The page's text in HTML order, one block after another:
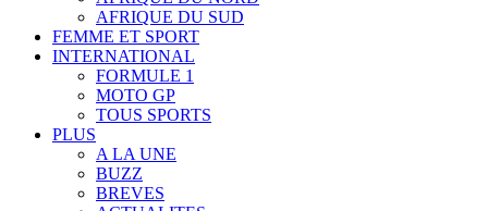
AFRIQUE DU SUD
FEMME ET SPORT
INTERNATIONAL
FORMULE 1
MOTO GP
TOUS SPORTS
PLUS
A LA UNE
BUZZ
BREVES